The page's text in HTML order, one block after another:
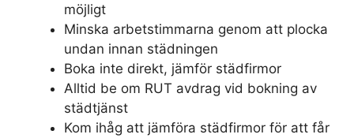
möjligt
Minska arbetstimmarna genom att plocka
undan innan städningen
Boka inte direkt, jämför städfirmor
Alltid be om RUT avdrag vid bokning av
städtjänst
Kom ihåg att jämföra städfirmor för att får